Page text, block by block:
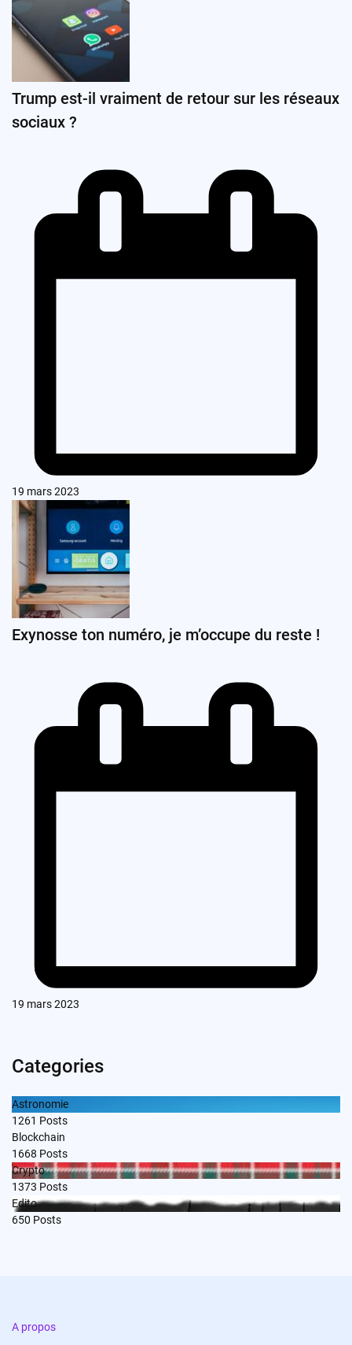
Trump est-il vraiment de retour sur les réseaux
sociaux ?
19 mars 2023
Exynosse ton numéro, je m’occupe du reste !
19 mars 2023
Categories
Astronomie
1261 Posts
Blockchain
1668 Posts
Crypto
1373 Posts
Edito
650 Posts
A propos